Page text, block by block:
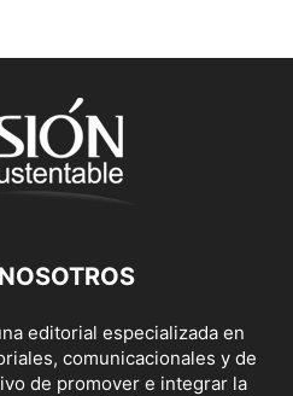
editorial especializada en
comunicacionales y de
de promover e integrar la